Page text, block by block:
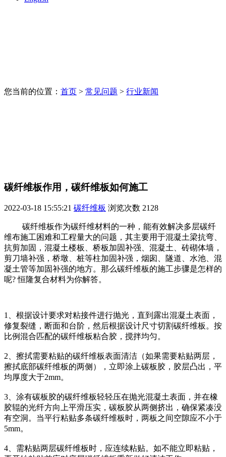
您当前的位置： 首页 > 常见问题 > 行业新闻
碳纤维板作用，碳纤维板如何施工
2022-03-18 15:55:21 碳纤维板 浏览次数 2128
碳纤维板作为碳纤维材料的一种，能有效解决多层碳纤
维布施工困难和工程量大的问题，其主要用于混凝土梁抗弯、
抗剪加固，混凝土楼板、桥板加固补强、混凝土、砖砌体墙，
剪刀墙补强，桥墩、桩等柱加固补强，烟囱、隧道、水池、混
凝土管等加固补强的地方。那么碳纤维板的施工步骤是怎样的
呢? 恒隆复合材料为你解答。
1、根据设计要求对粘接件进行抛光，直到露出混凝土表面，
修复裂缝，断面和台阶，然后根据设计尺寸切割碳纤维板。按
比例混合匹配的碳纤维板粘合胶，搅拌均匀。
2、擦拭需要粘贴的碳纤维板表面清洁（如果需要粘贴两层，
擦拭底部碳纤维板的两侧），立即涂上碳板胶，胶层凸出，平
均厚度大于2mm。
3、涂有碳板胶的碳纤维板轻轻压在抛光混凝土表面，并在橡
胶辊的光纤方向上平滑压实，碳板胶从两侧挤出，确保紧凑没
有空洞。当平行粘贴多条碳纤维板时，两板之间空隙应不小于
5mm。
4、需粘贴两层碳纤维板时，应连续粘贴。如不能立即粘贴，